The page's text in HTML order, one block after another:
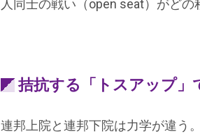
人同士の戦い（open seat）がど
拮抗する「トスアップ」
連邦上院と連邦下院は力学が違う